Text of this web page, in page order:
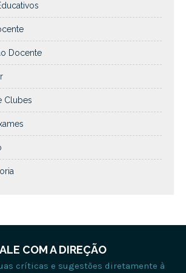
Docente
Clubes
COM A DIREÇÃO
críticas e sugestões diretamente à